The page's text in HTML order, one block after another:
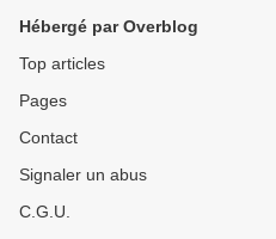
Hébergé par Overblog
Top articles
Pages
Contact
Signaler un abus
C.G.U.